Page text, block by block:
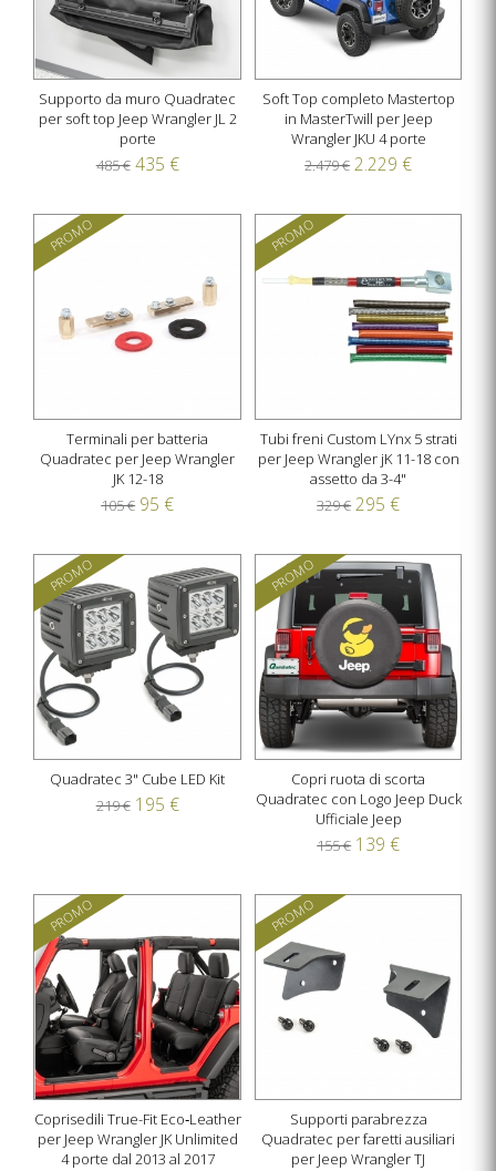
Supporto da muro Quadratec
per soft top Jeep Wrangler JL 2
porte
485 € 435 €
Soft Top completo Mastertop
in MasterTwill per Jeep
Wrangler JKU 4 porte
2.479 € 2.229 €
PROMO
Terminali per batteria
Quadratec per Jeep Wrangler
JK 12-18
105 € 95 €
PROMO
Tubi freni Custom LYnx 5 strati
per Jeep Wrangler jK 11-18 con
assetto da 3-4"
329 € 295 €
PROMO
Quadratec 3" Cube LED Kit
219 € 195 €
PROMO
Copri ruota di scorta
Quadratec con Logo Jeep Duck
Ufficiale Jeep
155 € 139 €
PROMO
Coprisedili True-Fit Eco‑Leather
per Jeep Wrangler JK Unlimited
4 porte dal 2013 al 2017
PROMO
Supporti parabrezza
Quadratec per faretti ausiliari
per Jeep Wrangler TJ